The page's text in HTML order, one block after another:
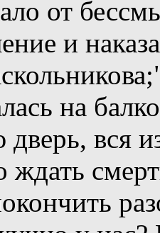
от
и
на
вся
ждать